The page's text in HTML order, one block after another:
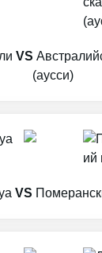
VS
(аусси)
VS